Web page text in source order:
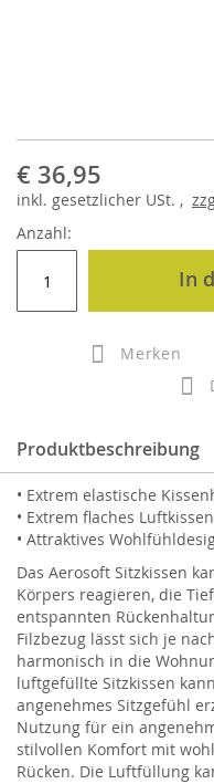
€ 36,95
inkl. gesetzlicher USt. ,
Anzahl:
In
Merken
Produktbeschreibung
• Extrem elastische
• Extrem flaches Luftkissen
• Attraktives
Das Aerosoft Sitzkissen
Körpers reagieren, die
entspannten
Filzbezug lässt sich je
harmonisch in die
luftgefüllte Sitzkissen
angenehmes Sitzgefühl
Nutzung für ein
stilvollen Komfort mit
Rücken. Die Luftfüllung